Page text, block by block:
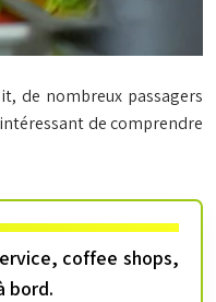
de nombreux passagers
de comprendre
coffee shops,
bord.